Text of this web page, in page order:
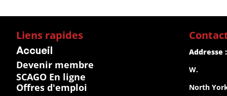
Liens rapides
Accueil
Devenir membre
SCAGO En ligne
Offres d'emploi
Addresse :
W.
North